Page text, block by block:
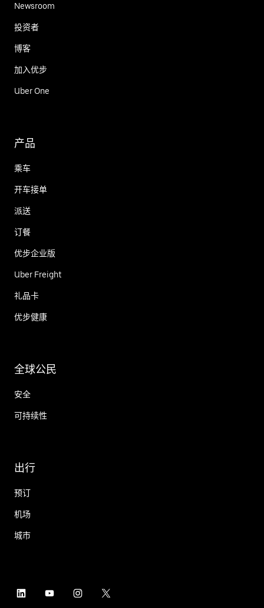
Newsroom
投资者
博客
加入优步
Uber One
产品
乘车
开车接单
派送
订餐
优步企业版
Uber Freight
礼品卡
优步健康
全球公民
安全
可持续性
出行
预订
机场
城市